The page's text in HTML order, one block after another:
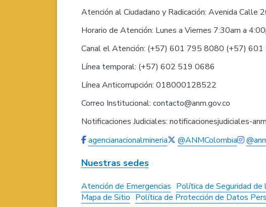
Atención al Ciudadano y Radicación: Avenida
Horario de Atención: Lunes a Viernes 7:30am a
Canal el Atención: (+57) 601 795 8080 (+57)
Línea temporal: (+57) 602 519 0686
Línea Anticorrupción: 018000128522
Correo Institucional: contacto@anm.gov.co
Notificaciones Judiciales: notificacionesjudiciales-
agencianacionalmineria
@ANMColombia
Nuestras sedes
Atención de Emergencias Política de Seguridad de
Mapa de Sitio Política de Protección de Datos